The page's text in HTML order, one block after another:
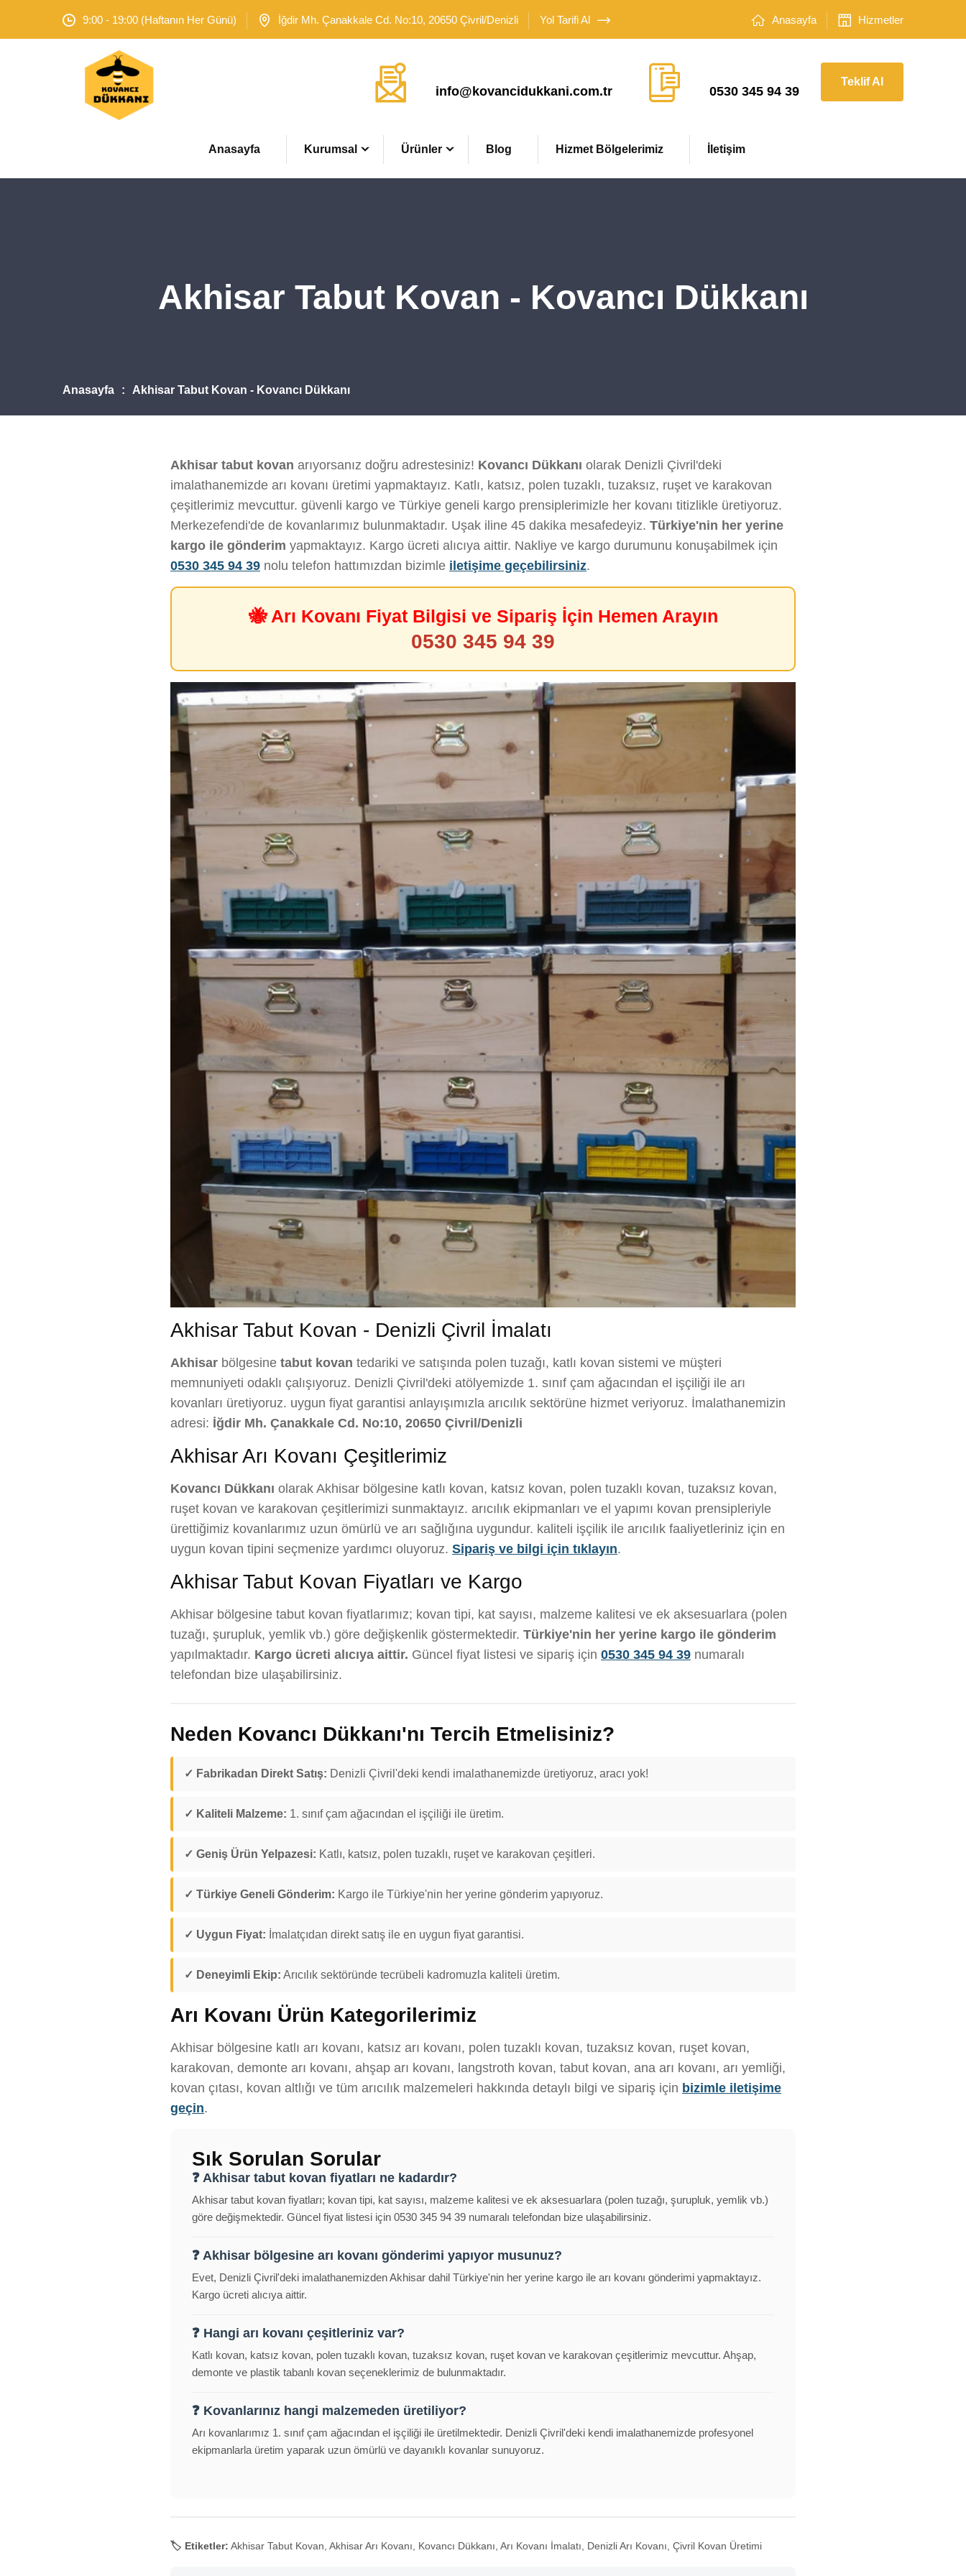
9:00 - 19:00 (Haftanın Her Günü) İğdir Mh. Çanakkale Cd. No:10, 20650 Çivril/Denizli Yol Tarifi Al Anasayfa Hizmetler
info@kovancidukkani.com.tr 0530 345 94 39
Teklif Al
Anasayfa Kurumsal Ürünler Blog Hizmet Bölgelerimiz İletişim
Akhisar Tabut Kovan - Kovancı Dükkanı
Anasayfa Akhisar Tabut Kovan - Kovancı Dükkanı
Akhisar tabut kovan arıyorsanız doğru adrestesiniz! Kovancı Dükkanı olarak Denizli Çivril'deki
imalathanemizde arı kovanı üretimi yapmaktayız. Katlı, katsız, polen tuzaklı, tuzaksız, ruşet ve karakovan
çeşitlerimiz mevcuttur. güvenli kargo ve Türkiye geneli kargo prensiplerimizle her kovanı titizlikle üretiyoruz.
Merkezefendi'de de kovanlarımız bulunmaktadır. Uşak iline 45 dakika mesafedeyiz. Türkiye'nin her yerine
kargo ile gönderim yapmaktayız. Kargo ücreti alıcıya aittir. Nakliye ve kargo durumunu konuşabilmek için
0530 345 94 39 nolu telefon hattımızdan bizimle iletişime geçebilirsiniz.
🐝 Arı Kovanı Fiyat Bilgisi ve Sipariş İçin Hemen Arayın
0530 345 94 39
Akhisar Tabut Kovan - Denizli Çivril İmalatı
Akhisar bölgesine tabut kovan tedariki ve satışında polen tuzağı, katlı kovan sistemi ve müşteri
memnuniyeti odaklı çalışıyoruz. Denizli Çivril'deki atölyemizde 1. sınıf çam ağacından el işçiliği ile arı
kovanları üretiyoruz. uygun fiyat garantisi anlayışımızla arıcılık sektörüne hizmet veriyoruz. İmalathanemizin
adresi: İğdir Mh. Çanakkale Cd. No:10, 20650 Çivril/Denizli
Akhisar Arı Kovanı Çeşitlerimiz
Kovancı Dükkanı olarak Akhisar bölgesine katlı kovan, katsız kovan, polen tuzaklı kovan, tuzaksız kovan,
ruşet kovan ve karakovan çeşitlerimizi sunmaktayız. arıcılık ekipmanları ve el yapımı kovan prensipleriyle
ürettiğimiz kovanlarımız uzun ömürlü ve arı sağlığına uygundur. kaliteli işçilik ile arıcılık faaliyetleriniz için en
uygun kovan tipini seçmenize yardımcı oluyoruz. Sipariş ve bilgi için tıklayın.
Akhisar Tabut Kovan Fiyatları ve Kargo
Akhisar bölgesine tabut kovan fiyatlarımız; kovan tipi, kat sayısı, malzeme kalitesi ve ek aksesuarlara (polen
tuzağı, şurupluk, yemlik vb.) göre değişkenlik göstermektedir. Türkiye'nin her yerine kargo ile gönderim
yapılmaktadır. Kargo ücreti alıcıya aittir. Güncel fiyat listesi ve sipariş için 0530 345 94 39 numaralı
telefondan bize ulaşabilirsiniz.
Neden Kovancı Dükkanı'nı Tercih Etmelisiniz?
✓ Fabrikadan Direkt Satış: Denizli Çivril'deki kendi imalathanemizde üretiyoruz, aracı yok!
✓ Kaliteli Malzeme: 1. sınıf çam ağacından el işçiliği ile üretim.
✓ Geniş Ürün Yelpazesi: Katlı, katsız, polen tuzaklı, ruşet ve karakovan çeşitleri.
✓ Türkiye Geneli Gönderim: Kargo ile Türkiye'nin her yerine gönderim yapıyoruz.
✓ Uygun Fiyat: İmalatçıdan direkt satış ile en uygun fiyat garantisi.
✓ Deneyimli Ekip: Arıcılık sektöründe tecrübeli kadromuzla kaliteli üretim.
Arı Kovanı Ürün Kategorilerimiz
Akhisar bölgesine katlı arı kovanı, katsız arı kovanı, polen tuzaklı kovan, tuzaksız kovan, ruşet kovan,
karakovan, demonte arı kovanı, ahşap arı kovanı, langstroth kovan, tabut kovan, ana arı kovanı, arı yemliği,
kovan çıtası, kovan altlığı ve tüm arıcılık malzemeleri hakkında detaylı bilgi ve sipariş için bizimle iletişime
geçin.
Sık Sorulan Sorular
❓ Akhisar tabut kovan fiyatları ne kadardır?
Akhisar tabut kovan fiyatları; kovan tipi, kat sayısı, malzeme kalitesi ve ek aksesuarlara (polen tuzağı, şurupluk, yemlik vb.)
göre değişmektedir. Güncel fiyat listesi için 0530 345 94 39 numaralı telefondan bize ulaşabilirsiniz.
❓ Akhisar bölgesine arı kovanı gönderimi yapıyor musunuz?
Evet, Denizli Çivril'deki imalathanemizden Akhisar dahil Türkiye'nin her yerine kargo ile arı kovanı gönderimi yapmaktayız.
Kargo ücreti alıcıya aittir.
❓ Hangi arı kovanı çeşitleriniz var?
Katlı kovan, katsız kovan, polen tuzaklı kovan, tuzaksız kovan, ruşet kovan ve karakovan çeşitlerimiz mevcuttur. Ahşap,
demonte ve plastik tabanlı kovan seçeneklerimiz de bulunmaktadır.
❓ Kovanlarınız hangi malzemeden üretiliyor?
Arı kovanlarımız 1. sınıf çam ağacından el işçiliği ile üretilmektedir. Denizli Çivril'deki kendi imalathanemizde profesyonel
ekipmanlarla üretim yaparak uzun ömürlü ve dayanıklı kovanlar sunuyoruz.
🏷️ Etiketler: Akhisar Tabut Kovan, Akhisar Arı Kovanı, Kovancı Dükkanı, Arı Kovanı İmalatı, Denizli Arı Kovanı, Çivril Kovan Üretimi